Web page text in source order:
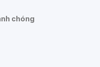
chóng